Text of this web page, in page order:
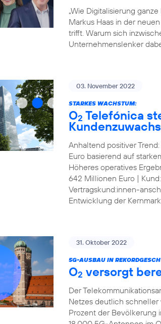
„Wie Digitalisierung
Markus Haas in der
trifft. Warum sich
Unternehmenslenker
03. November 2022
STARKES WACHSTUM:
O2 Telefónica
Anhaltend positiver
Euro basierend auf
Höheres operatives
642 Millionen Euro |
Vertragskund:innen-
Entwicklung der
31. Oktober 2022
5G-AUSBAU IN
O2 versorgt
Der
Netzes deutlich schneller
Prozent der Bevölkerung